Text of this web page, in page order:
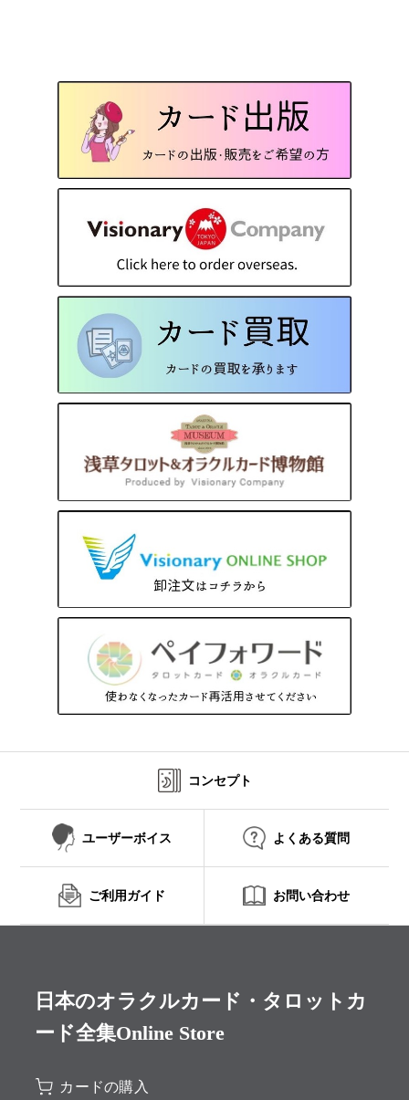
コンセプト
ユーザーボイス よくある質問
ご利用ガイド お問い合わせ
日本のオラクルカード・タロットカ
ード全集Online Store
カードの購入